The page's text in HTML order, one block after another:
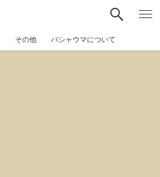
その他 バシャウマについて